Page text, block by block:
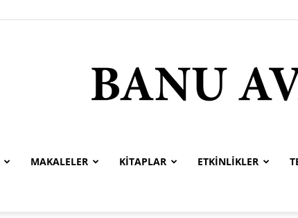
MAKALELER KITAPLAR ETKINLIKLER